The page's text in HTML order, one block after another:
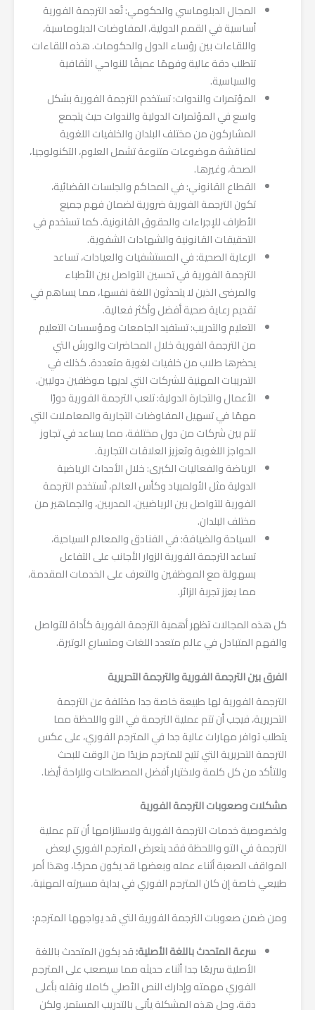
المجال الدبلوماسي والحكومي: تُعد الترجمة الفورية
أساسية في القمم الدولية، المفاوضات الدبلوماسية،
واللقاءات بين رؤساء الدول والحكومات. هذه اللقاءات
تتطلب دقة عالية وفهمًا عميقًا للنواحي الثقافية
والسياسية.
المؤتمرات والندوات: تستخدم الترجمة الفورية بشكل
واسع في المؤتمرات الدولية والندوات حيث يتجمع
المشاركون من مختلف البلدان والخلفيات اللغوية
لمناقشة موضوعات متنوعة تشمل العلوم، التكنولوجيا،
الصحة، وغيرها.
القطاع القانوني: في المحاكم والجلسات القضائية،
تكون الترجمة الفورية ضرورية لضمان فهم جميع
الأطراف للإجراءات والحقوق القانونية. كما تستخدم في
التحقيقات القانونية والشهادات الشفوية.
الرعاية الصحية: في المستشفيات والعيادات، تساعد
الترجمة الفورية في تحسين التواصل بين الأطباء
والمرضى الذين لا يتحدثون اللغة نفسها، مما يساهم في
تقديم رعاية صحية أفضل وأكثر فعالية.
التعليم والتدريب: تستفيد الجامعات ومؤسسات التعليم
من الترجمة الفورية خلال المحاضرات والورش التي
يحضرها طلاب من خلفيات لغوية متعددة. كذلك في
التدريبات المهنية للشركات التي لديها موظفين دوليين.
الأعمال والتجارة الدولية: تلعب الترجمة الفورية دورًا
مهمًا في تسهيل المفاوضات التجارية والمعاملات التي
تتم بين شركات من دول مختلفة، مما يساعد في تجاوز
الحواجز اللغوية وتعزيز العلاقات التجارية.
الرياضة والفعاليات الكبرى: خلال الأحداث الرياضية
الدولية مثل الأولمبياد وكأس العالم، تُستخدم الترجمة
الفورية للتواصل بين الرياضيين، المدربين، والجماهير من
مختلف البلدان.
السياحة والضيافة: في الفنادق والمعالم السياحية،
تساعد الترجمة الفورية الزوار الأجانب على التفاعل
بسهولة مع الموظفين والتعرف على الخدمات المقدمة،
مما يعزز تجربة الزائر.
كل هذه المجالات تظهر أهمية الترجمة الفورية كأداة للتواصل
والفهم المتبادل في عالم متعدد اللغات ومتسارع الوتيرة.
الفرق بين الترجمة الفورية والترجمة التحريرية
الترجمة الفورية لها طبيعة خاصة جدا مختلفة عن الترجمة
التحريرية، فيجب أن تتم عملية الترجمة في التو واللحظة مما
يتطلب توافر مهارات عالية جدا في المترجم الفوري، على عكس
الترجمة التحريرية التي تتيح للمترجم مزيدًا من الوقت للبحث
وللتأكد من كل كلمة ولاختيار أفضل المصطلحات وللراحة أيضا.
مشكلات وصعوبات الترجمة الفورية
ولخصوصية خدمات الترجمة الفورية ولاستلزامها أن تتم عملية
الترجمة في التو واللحظة فقد يتعرض المترجم الفوري لبعض
المواقف الصعبة أثناء عمله وبعضها قد يكون محرجًا، وهذا أمر
طبيعي خاصة إن كان المترجم الفوري في بداية مسيرته المهنية.
ومن ضمن صعوبات الترجمة الفورية التي قد يواجهها المترجم:
سرعة المتحدث باللغة الأصلية:قد يكون المتحدث باللغة
الأصلية سريعًا جدا أثناء حديثه مما سيصعب على المترجم
الفوري مهمته وإدارك النص الأصلي كاملا ونقله بأعلى
دقة، وحل هذه المشكلة يأتي بالتدريب المستمر. ولكن